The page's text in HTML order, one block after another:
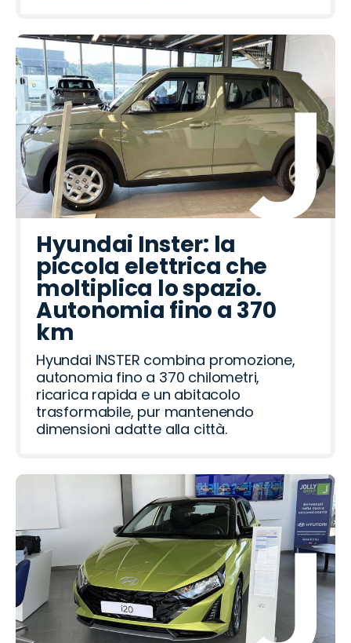
Hyundai Inster: la
piccola elettrica che
moltiplica lo spazio.
Autonomia fino a 370
km
Hyundai INSTER combina promozione,
autonomia fino a 370 chilometri,
ricarica rapida e un abitacolo
trasformabile, pur mantenendo
dimensioni adatte alla città.